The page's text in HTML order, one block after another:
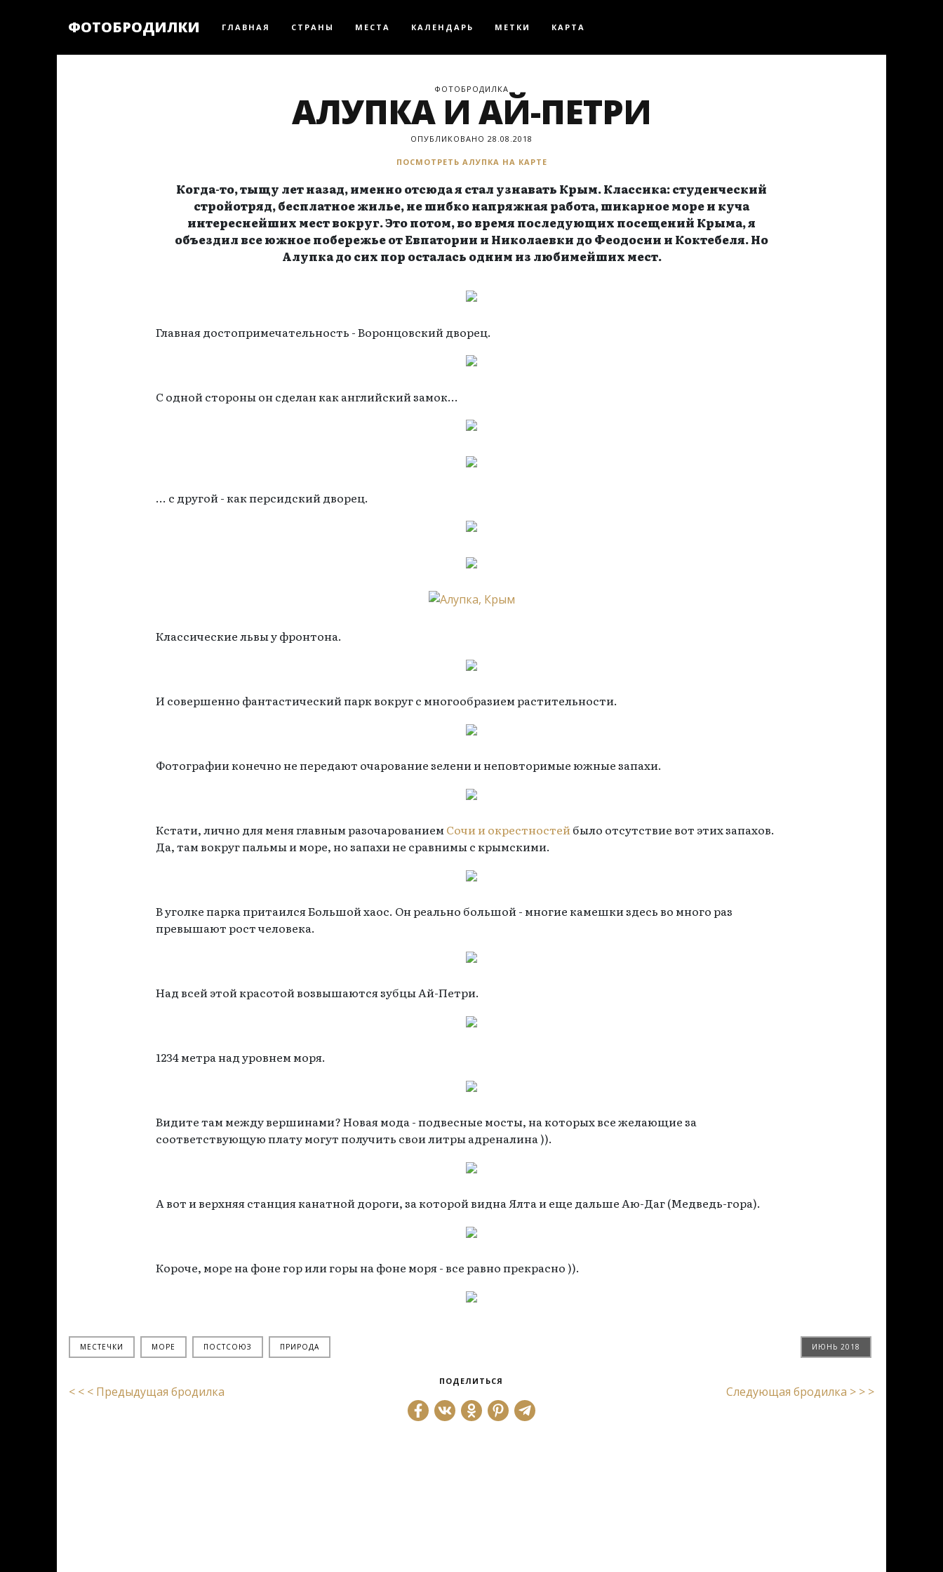
ФОТОБРОДИЛКИ ГЛАВНАЯ СТРАНЫ МЕСТА КАЛЕНДАРЬ МЕТКИ КАРТА
ФОТОБРОДИЛКА
АЛУПКА И АЙ-ПЕТРИ
ОПУБЛИКОВАНО 28.08.2018
ПОСМОТРЕТЬ АЛУПКА НА КАРТЕ
Когда-то, тыщу лет назад, именно отсюда я стал узнавать Крым. Классика: студенческий
стройотряд, бесплатное жилье, не шибко напряжная работа, шикарное море и куча
интереснейших мест вокруг. Это потом, во время последующих посещений Крыма, я
объездил все южное побережье от Евпатории и Николаевки до Феодосии и Коктебеля. Но
Алупка до сих пор осталась одним из любимейших мест.
Главная достопримечательность - Воронцовский дворец.
С одной стороны он сделан как английский замок...
... с другой - как персидский дворец.
Классические львы у фронтона.
И совершенно фантастический парк вокруг с многообразием растительности.
Фотографии конечно не передают очарование зелени и неповторимые южные запахи.
Кстати, лично для меня главным разочарованиемСочи и окрестностейбыло отсутствие вот этих запахов.
Да, там вокруг пальмы и море, но запахи не сравнимы с крымскими.
В уголке парка притаился Большой хаос. Он реально большой - многие камешки здесь во много раз
превышают рост человека.
Над всей этой красотой возвышаются зубцы Ай-Петри.
1234 метра над уровнем моря.
Видите там между вершинами? Новая мода - подвесные мосты, на которых все желающие за
соответствующую плату могут получить свои литры адреналина )).
А вот и верхняя станция канатной дороги, за которой видна Ялта и еще дальше Аю-Даг (Медведь-гора).
Короче, море на фоне гор или горы на фоне моря - все равно прекрасно )).
МЕСТЕЧКИ МОРЕ ПОСТСОЮЗ ПРИРОДА ИЮНЬ 2018
< < < Предыдущая бродилка
ПОДЕЛИТЬСЯ
Следующая бродилка > > >